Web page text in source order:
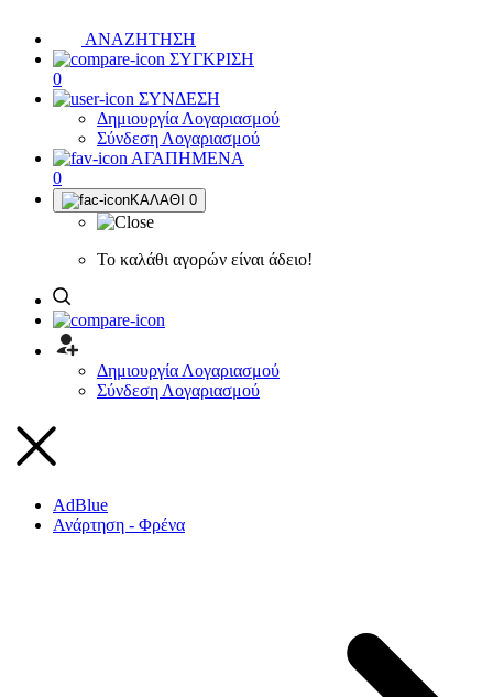
ΑΝΑΖΗΤΗΣΗ
ΣΥΓΚΡΙΣΗ
0
ΣΥΝΔΕΣΗ
Δημιουργία Λογαριασμού
Σύνδεση Λογαριασμού
ΑΓΑΠΗΜΕΝΑ
0
ΚΑΛΑΘΙ 0
Το καλάθι αγορών είναι άδειο!
Δημιουργία Λογαριασμού
Σύνδεση Λογαριασμού
AdBlue
Ανάρτηση - Φρένα